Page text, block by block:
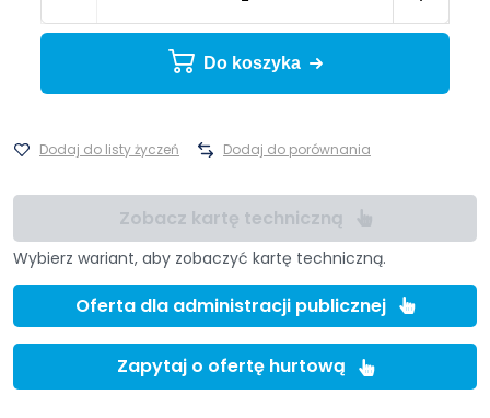
Do koszyka
Dodaj do listy życzeń Dodaj do porównania
Zobacz kartę techniczną
Wybierz wariant, aby zobaczyć kartę techniczną.
Oferta dla administracji publicznej
Zapytaj o ofertę hurtową